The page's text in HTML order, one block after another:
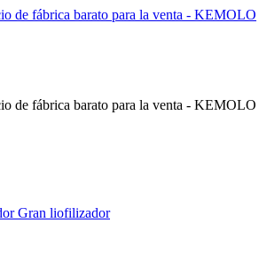
Gran liofilizador